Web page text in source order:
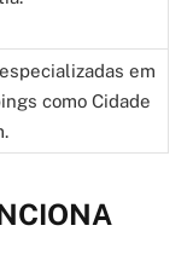
em
como Cidade